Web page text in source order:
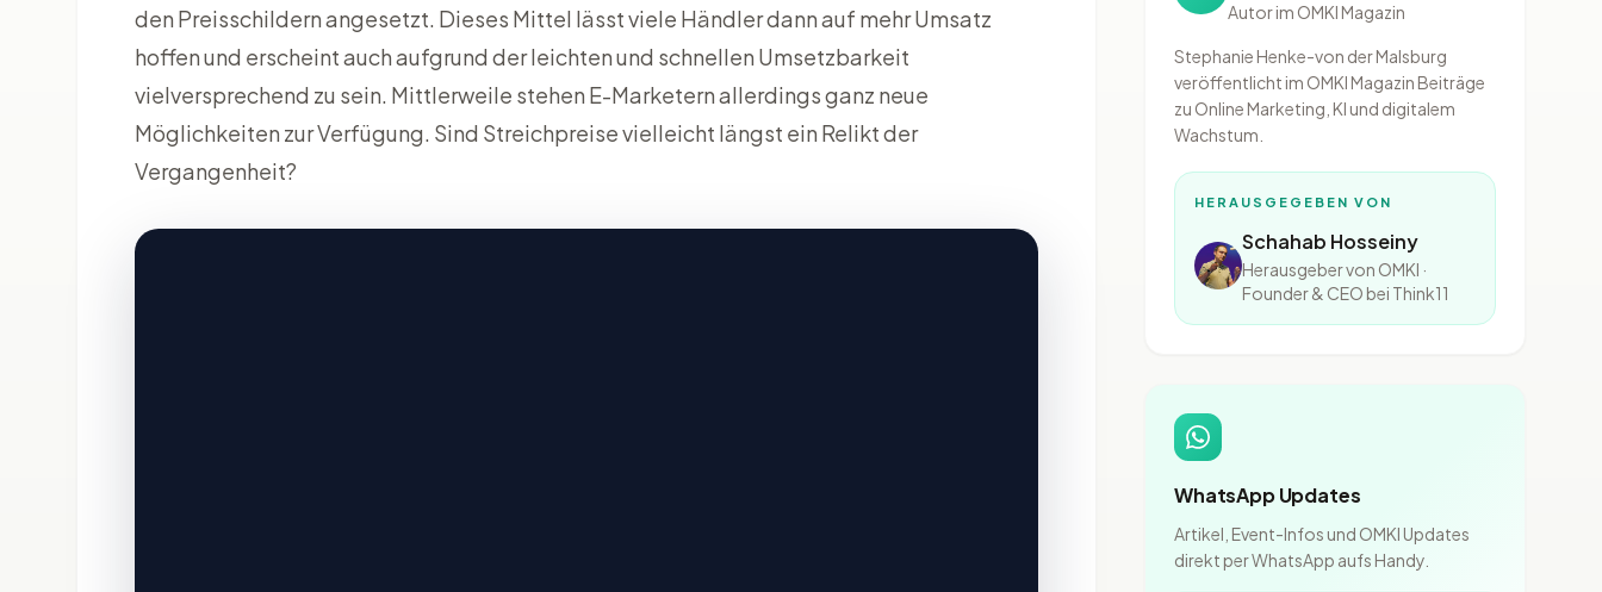
den Preisschildern angesetzt. Dieses Mittel lässt viele Händler dann auf mehr Umsatz
hoffen und erscheint auch aufgrund der leichten und schnellen Umsetzbarkeit
vielversprechend zu sein. Mittlerweile stehen E-Marketern allerdings ganz neue
Möglichkeiten zur Verfügung. Sind Streichpreise vielleicht längst ein Relikt der
Vergangenheit?
Autor im OMKI Magazin
Stephanie Henke-von der Malsburg
veröffentlicht im OMKI Magazin Beiträge
zu Online Marketing, KI und digitalem
Wachstum.
HERAUSGEGEBEN VON
Schahab Hosseiny
Herausgeber von OMKI ·
Founder & CEO bei Think11
WhatsApp Updates
Artikel, Event-Infos und OMKI Updates
direkt per WhatsApp aufs Handy.